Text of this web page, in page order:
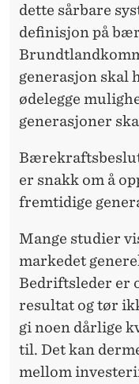
dette sårbare
definisjon på
generasjon skal
ødelegge
generasjoner
er snakk om å
fremtidige
Mange studier
markedet
Bedriftsleder er
resultat og tør
gi noen dårlige
til. Det kan
mellom